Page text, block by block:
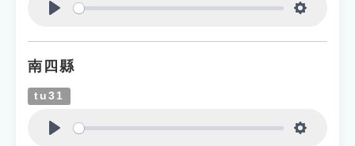
南四縣
tu31